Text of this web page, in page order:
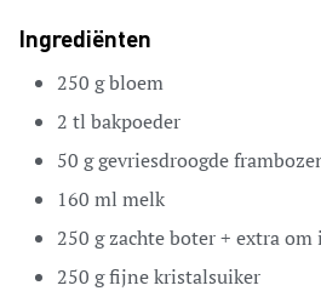
Ingrediënten
250 gbloem
2 tl bakpoeder
50 ggevriesdroogde
160 ml melk
250 gzachte boter + extra
250 gfijne kristalsuiker